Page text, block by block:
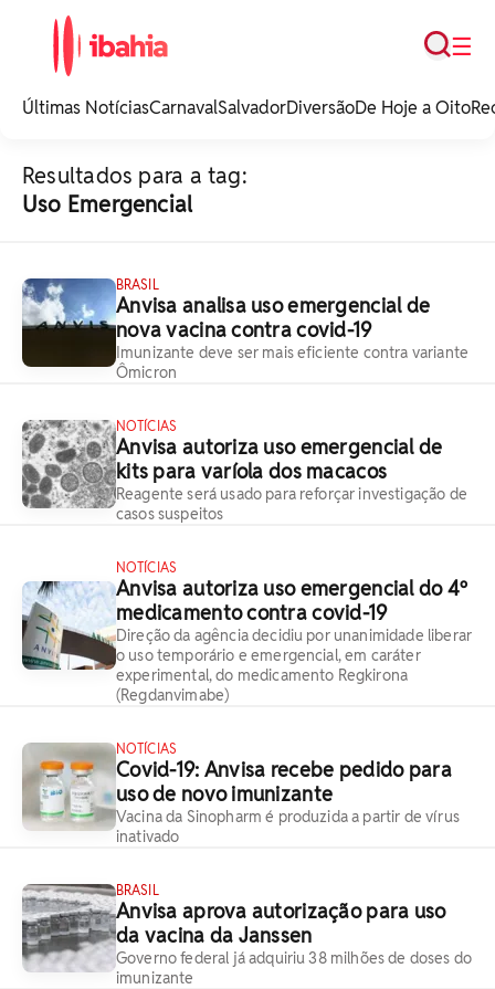
noticias e
☰
Busca
Últimas NotíciasCarnavalSalvadorDiversãoDe Hoje a Oito
Resultados para a tag:
Uso Emergencial
BRASIL
Anvisa analisa uso emergencial de
nova vacina contra covid-19
Imunizante deve ser mais eficiente contra variante
Ômicron
NOTÍCIAS
Anvisa autoriza uso emergencial de
kits para varíola dos macacos
Reagente será usado para reforçar investigação de
casos suspeitos
NOTÍCIAS
Anvisa autoriza uso emergencial do 4º
medicamento contra covid-19
Direção da agência decidiu por unanimidade liberar
o uso temporário e emergencial, em caráter
experimental, do medicamento Regkirona
(Regdanvimabe)
NOTÍCIAS
Covid-19: Anvisa recebe pedido para
uso de novo imunizante
Vacina da Sinopharm é produzida a partir de vírus
inativado
BRASIL
Anvisa aprova autorização para uso
da vacina da Janssen
Governo federal já adquiriu 38 milhões de doses do
imunizante